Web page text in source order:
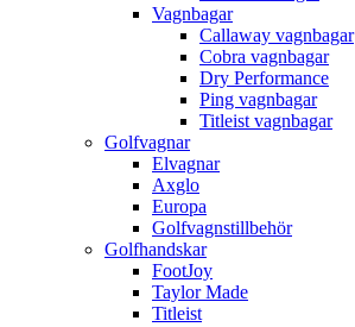
Vagnbagar
Callaway vagnbagar
Cobra vagnbagar
Dry Performance
Ping vagnbagar
Titleist vagnbagar
Golfvagnar
Elvagnar
Axglo
Europa
Golfvagnstillbehör
Golfhandskar
FootJoy
Taylor Made
Titleist